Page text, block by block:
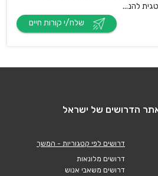
להנ...
דרושים לפי קטגוריות - המשך
דרושים מלונאות
דרושים משאבי אנוש